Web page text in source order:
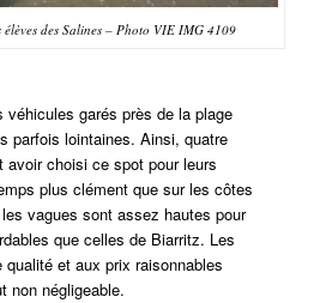
élèves des Salines – Photo VIE IMG 4109
garés près de la plage
parfois lointaines. Ainsi, quatre
avoir choisi ce spot pour leurs
plus clément que sur les côtes
vagues sont assez hautes pour
que celles de Biarritz. Les
qualité et aux prix raisonnables
non négligeable.